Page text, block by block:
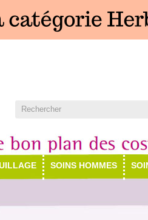
SOINS HOMMES